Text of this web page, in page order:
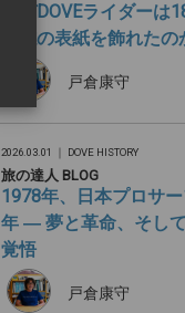
なぜDOVEライダーは
雑誌の表紙を飾れたの
戸倉康守
2026.03.01 ｜ DOVE HISTORY
旅の達人 BLOG
1978年、日本プロサ
年 ― 夢と革命、そし
覚悟
戸倉康守